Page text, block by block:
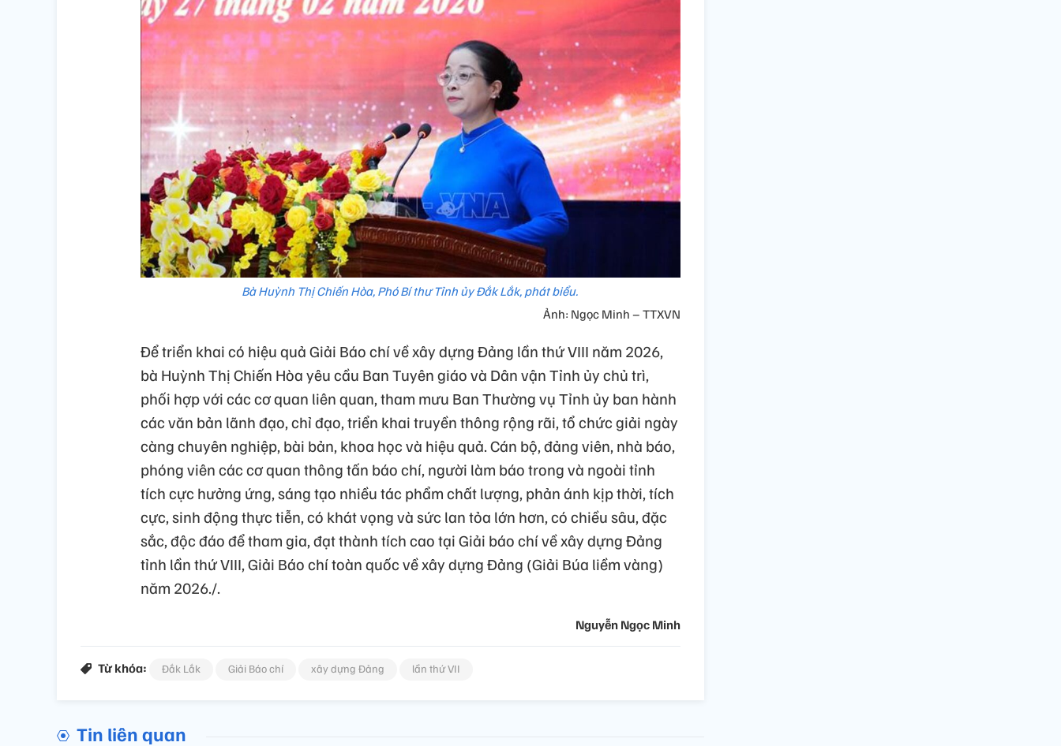
Bà Huỳnh Thị Chiến Hòa, Phó Bí thư Tỉnh ủy Đắk Lắk, phát biểu.
Ảnh: Ngọc Minh – TTXVN
Để triển khai có hiệu quả Giải Báo chí về xây dựng Đảng lần thứ VIII năm 2026,
bà Huỳnh Thị Chiến Hòa yêu cầu Ban Tuyên giáo và Dân vận Tỉnh ủy chủ trì,
phối hợp với các cơ quan liên quan, tham mưu Ban Thường vụ Tỉnh ủy ban hành
các văn bản lãnh đạo, chỉ đạo, triển khai truyền thông rộng rãi, tổ chức giải ngày
càng chuyên nghiệp, bài bản, khoa học và hiệu quả. Cán bộ, đảng viên, nhà báo,
phóng viên các cơ quan thông tấn báo chí, người làm báo trong và ngoài tỉnh
tích cực hưởng ứng, sáng tạo nhiều tác phẩm chất lượng, phản ánh kịp thời, tích
cực, sinh động thực tiễn, có khát vọng và sức lan tỏa lớn hơn, có chiều sâu, đặc
sắc, độc đáo để tham gia, đạt thành tích cao tại Giải báo chí về xây dựng Đảng
tỉnh lần thứ VIII, Giải Báo chí toàn quốc về xây dựng Đảng (Giải Búa liềm vàng)
năm 2026./.
Nguyễn Ngọc Minh
Từ khóa: Đắk Lắk Giải Báo chí xây dựng Đảng lần thứ VII
Tin liên quan